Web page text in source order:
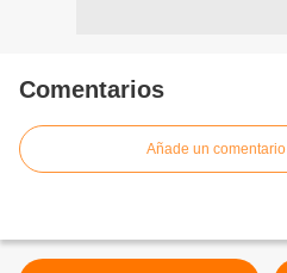
Comentarios
Añade un comentario